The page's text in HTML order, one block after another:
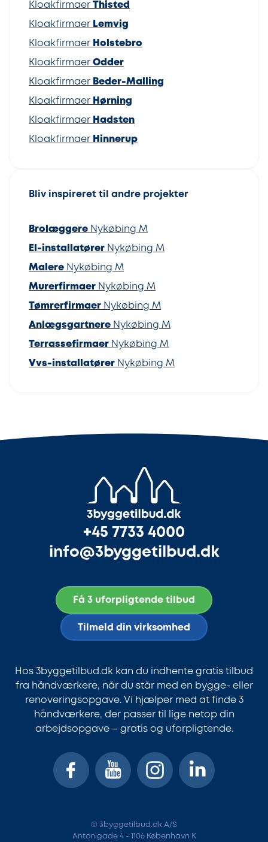
Kloakfirmaer Thisted
Kloakfirmaer Lemvig
Kloakfirmaer Holstebro
Kloakfirmaer Odder
Kloakfirmaer Beder-Malling
Kloakfirmaer Hørning
Kloakfirmaer Hadsten
Kloakfirmaer Hinnerup
Bliv inspireret til andre projekter
Brolæggere Nykøbing M
El-installatører Nykøbing M
Malere Nykøbing M
Murerfirmaer Nykøbing M
Tømrerfirmaer Nykøbing M
Anlægsgartnere Nykøbing M
Terrassefirmaer Nykøbing M
Vvs-installatører Nykøbing M
+45 7733 4000
info@3byggetilbud.dk
Få 3 uforpligtende tilbud
Tilmeld din virksomhed
Hos 3byggetilbud.dk kan du indhente gratis tilbud
fra håndværkere, når du står med en bygge- eller
renoveringsopgave. Vi hjælper med at finde 3
håndværkere, der passer til lige netop din
arbejdsopgave – gratis og uforpligtende.
© 3byggetilbud.dk A/S
Antonigade 4 - 1106 København K